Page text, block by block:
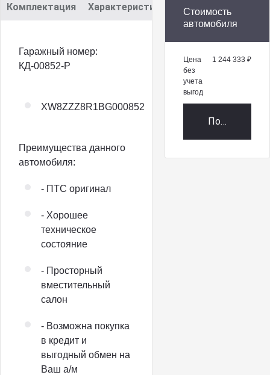
Комплектация Характеристики Описание
Гаражный номер:
КД-00852-P
XW8ZZZ8R1BG000852
Преимущества данного
автомобиля:
- ПТС оригинал
- Хорошее
техническое
состояние
- Просторный
вместительный
салон
- Возможна покупка
в кредит и
выгодный обмен на
Ваш а/м
Стоимость
автомобиля
Цена
без
учета
выгод
1 244 333 ₽
Получить